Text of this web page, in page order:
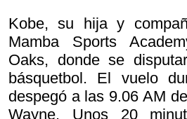
Kobe, su hija y
Mamba Sports
Oaks, donde se
básquetbol. El vuelo
despegó a las 9.06 AM
Wayne. Unos 20